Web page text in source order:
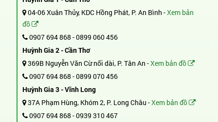
04-06 Xuân Thủy, KDC Hồng Phát, P. An Bình -Xem bản
đồ
0907 694 868 -0899 060 456
Huỳnh Gia 2 - Cần Thơ
369B Nguyễn Văn Cừ nối dài, P. Tân An -Xem bản đồ
0907 694 868 -0899 070 456
Huỳnh Gia 3 - Vĩnh Long
37A Phạm Hùng, Khóm 2, P. Long Châu -Xem bản đồ
0907 694 868 -0939 310 467